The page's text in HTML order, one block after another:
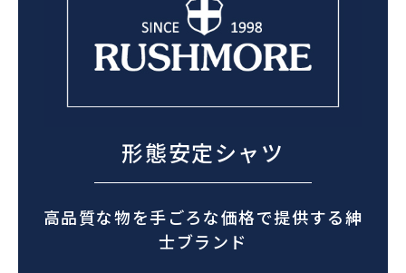
形態安定シャツ
高品質な物を手ごろな価格で提供する紳
士ブランド